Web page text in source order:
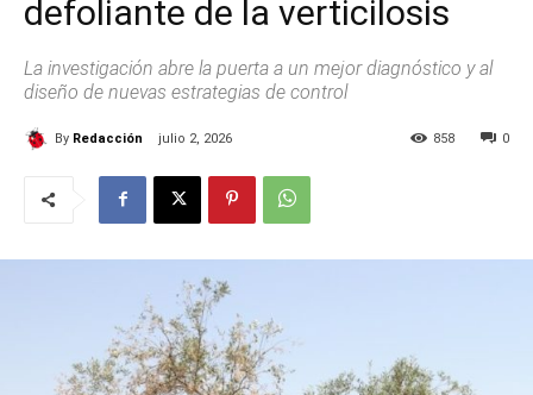
defoliante de la verticilosis
La investigación abre la puerta a un mejor diagnóstico y al
diseño de nuevas estrategias de control
By Redacción julio 2, 2026 0
858